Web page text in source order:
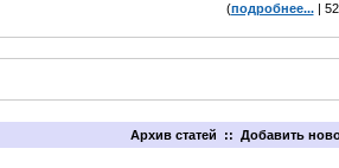
(подробнее...|
Архив статей :: Добавить